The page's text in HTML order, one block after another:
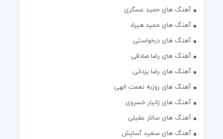
آهنگ های حمید عسگری
آهنگ های حمید هیراد
آهنگ های درخواستی
آهنگ های رضا صادقی
آهنگ های رضا یزدانی
آهنگ های روزبه نعمت الهی
آهنگ های زانیار خسروی
آهنگ های سالار عقیلی
آهنگ های سعید آسایش